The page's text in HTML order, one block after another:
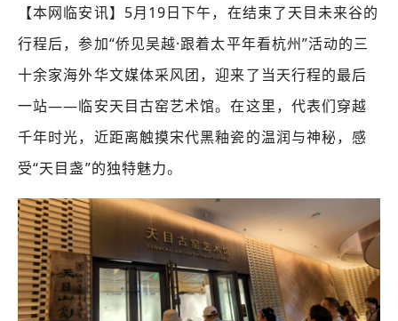
【本网临安讯】5月19日下午，在结束了天目未来谷的
行程后，参加“侨见吴越·跟着太平年看杭州”活动的三
十余家海外华文媒体采风团，迎来了当天行程的最后
一站——临安天目古窑艺术馆。在这里，代表们穿越
千年时光，近距离触摸宋代黑釉瓷的温润与神秘，感
受“天目盏”的独特魅力。